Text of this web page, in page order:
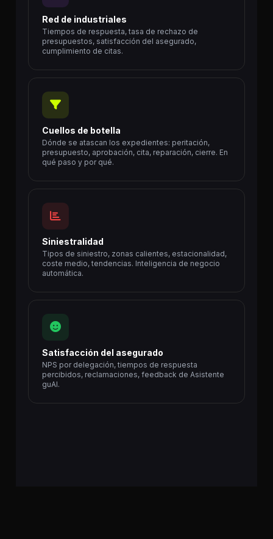
Red de industriales
Tiempos de respuesta, tasa de rechazo de
presupuestos, satisfacción del asegurado,
cumplimiento de citas.
Cuellos de botella
Dónde se atascan los expedientes: peritación,
presupuesto, aprobación, cita, reparación, cierre. En
qué paso y por qué.
Siniestralidad
Tipos de siniestro, zonas calientes, estacionalidad,
coste medio, tendencias. Inteligencia de negocio
automática.
Satisfacción del asegurado
NPS por delegación, tiempos de respuesta
percibidos, reclamaciones, feedback de Asistente
guAI.